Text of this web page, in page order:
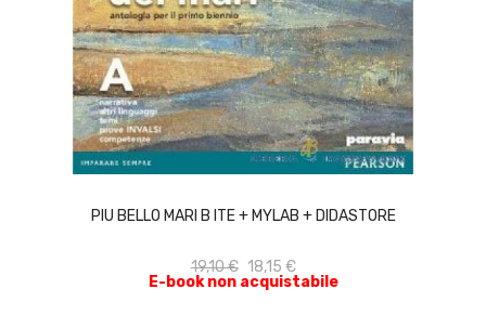
PIU BELLO MARI B ITE + MYLAB + DIDASTORE
19,10 € 18,15 €
E-book non acquistabile